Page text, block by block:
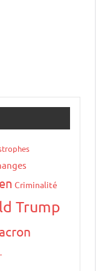
Criminalité
Trump